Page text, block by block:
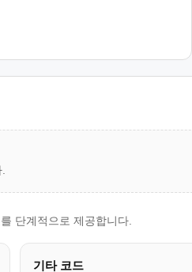
단계적으로 제공합니다.
기타 코드